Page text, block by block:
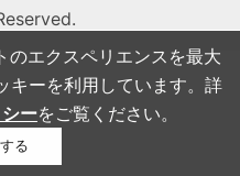
エクスペリエンスを最大
キーを利用しています。詳
ーをご覧ください。
る